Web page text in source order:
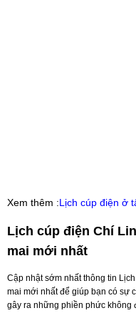
Xem thêm :Lịch cúp điện ở
Lịch cúp điện Chí
mai mới nhất
Cập nhật sớm nhất thông tin
mai mới nhất để giúp bạn có sự
gây ra những phiền phức không